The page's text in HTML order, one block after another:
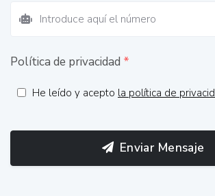
Política de privacidad *
He leído y acepto la política de
Enviar Mensaje